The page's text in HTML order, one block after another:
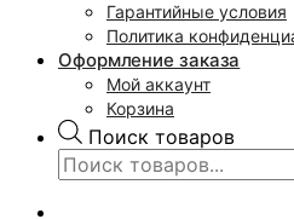
Гарантийные условия
Политика
Оформление заказа
Мой аккаунт
Корзина
Поиск товаров